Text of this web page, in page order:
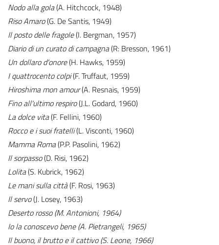
Nodo alla gola(A. Hitchcock, 1948)
Riso Amaro(G. De Santis, 1949)
Il posto delle fragole(I. Bergman, 1957)
Diario di un curato di campagna(R: Bresson, 1961)
Un dollaro d'onore(H. Hawks, 1959)
I quattrocento colpi(F. Truffaut, 1959)
Hiroshima mon amour(A. Resnais, 1959)
Fino all'ultimo respiro(J.L. Godard, 1960)
La dolce vita(F. Fellini, 1960)
Rocco e i suoi fratelli(L. Visconti, 1960)
Mamma Roma(P.P. Pasolini, 1962)
Il sorpasso(D. Risi, 1962)
Lolita(S. Kubrick, 1962)
Le mani sulla città(F. Rosi, 1963)
Il servo(J. Losey, 1963)
Deserto rosso (M. Antonioni, 1964)
Io la conoscevo bene (A. Pietrangeli, 1965)
Il buono, il brutto e il cattivo (S. Leone, 1966)